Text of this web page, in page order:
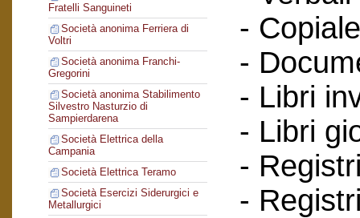
Fratelli Sanguineti
Società anonima Ferriera di
Voltri
Società anonima Franchi-
Gregorini
Società anonima Stabilimento
Silvestro Nasturzio di
Sampierdarena
Società Elettrica della
Campania
Società Elettrica Teramo
Società Esercizi Siderurgici e
Metallurgici
-
-
- Libri
- Libri
-
-